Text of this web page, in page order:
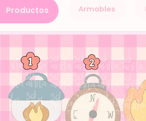
Productos Armables